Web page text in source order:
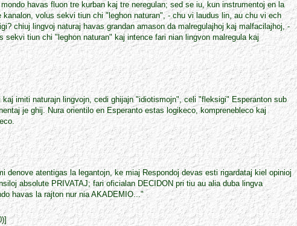
havas fluon tre kurban kaj tre neregulan; sed se iu, kun instrumentoj en la
kanalon, volus sekvi tiun chi "leghon naturan", - chu vi laudus lin, au chu vi ech
chiuj lingvoj naturaj havas grandan amason da malregulajhoj kaj malfacilajhoj, -
sekvi tiun chi "leghon naturan" kaj intence fari nian lingvon malregula kaj
kaj imiti naturajn lingvojn, cedi ghijajn "idiotismojn", celi "fleksigi" Esperanton sub
je ghij. Nura orientilo en Esperanto estas logikeco, komprenebleco kaj
denove atentigas la legantojn, ke miaj Respondoj devas esti rigardataj kiel opinioj
absolute PRIVATAJ; fari oficialan DECIDON pri tiu au alia duba lingva
havas la rajton nur nia AKADEMIO..."